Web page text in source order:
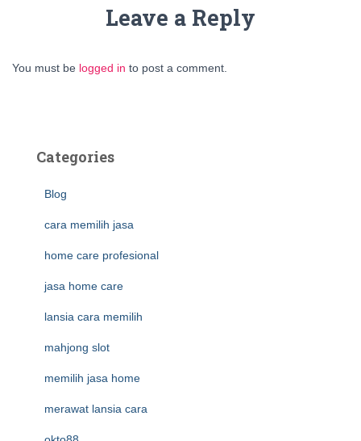
Leave a Reply
You must be logged in to post a comment.
Categories
Blog
cara memilih jasa
home care profesional
jasa home care
lansia cara memilih
mahjong slot
memilih jasa home
merawat lansia cara